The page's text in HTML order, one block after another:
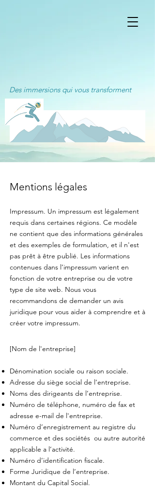
Des immersions qui vous transforment
Mentions légales
Impressum. Un impressum est légalement
requis dans certaines régions. Ce modèle
ne contient que des informations générales
et des exemples de formulation, et il n'est
pas prêt à être publié. Les informations
contenues dans l’impressum varient en
fonction de votre entreprise ou de votre
type de site web. Nous vous
recommandons de demander un avis
juridique pour vous aider à comprendre et à
créer votre impressum.
[Nom de l'entreprise]
Dénomination sociale ou raison sociale.
Adresse du siège social de l’entreprise.
Noms des dirigeants de l’entreprise.
Numéro de téléphone, numéro de fax et
adresse e-mail de l'entreprise.
Numéro d’enregistrement au registre du
commerce et des sociétés ou autre autorité
applicable a l’activité.
Numéro d’identification fiscale.
Forme Juridique de l’entreprise.
Montant du Capital Social.